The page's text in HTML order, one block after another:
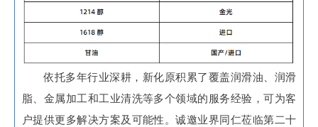
依托多年行业深耕，新化原积累了覆盖润滑油、润滑
脂、金属加工和工业清洗等多个领域的服务经验，可为客
户提供更多解决方案及可能性。诚邀业界同仁莅临第二十